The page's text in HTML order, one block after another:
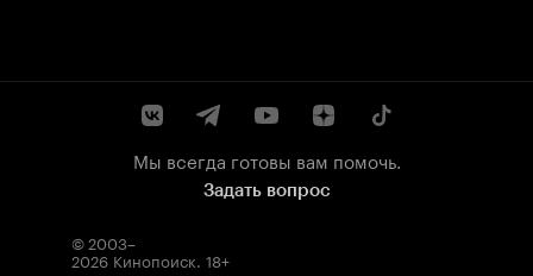
Мы всегда готовы вам помочь.
Задать вопрос
© 2003–
2026 Кинопоиск. 18+